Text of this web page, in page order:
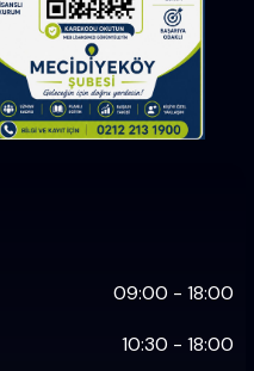
09:00 - 18:00
10:30 - 18:00